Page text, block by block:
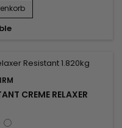
Fiber Strengthening
beim Entspannen
CREME RELAXER